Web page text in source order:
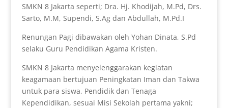
SMKN 8 Jakarta seperti; Dra. Hj. Khodijah, M.Pd, Drs.
Sarto, M.M, Supendi, S.Ag dan Abdullah, M.Pd.I
Renungan Pagi dibawakan oleh Yohan Dinata, S.Pd
selaku Guru Pendidikan Agama Kristen.
SMKN 8 Jakarta menyelenggarakan kegiatan
keagamaan bertujuan Peningkatan Iman dan Takwa
untuk para siswa, Pendidik dan Tenaga
Kependidikan, sesuai Misi Sekolah pertama yakni;